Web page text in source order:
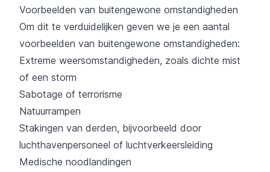
Voorbeelden van buitengewone omstandigheden
Om dit te verduidelijken geven we je een aantal
voorbeelden van buitengewone omstandigheden:
Extreme weersomstandigheden, zoals dichte mist
of een storm
Sabotage of terrorisme
Natuurrampen
Stakingen van derden, bijvoorbeeld door
luchthavenpersoneel of luchtverkeersleiding
Medische noodlandingen